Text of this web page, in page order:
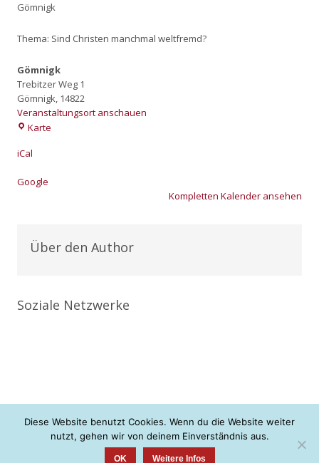
Göm­nigk
The­ma: Sind Chris­ten manch­mal welt­fremd?
Gömnigk
Trebitzer Weg 1
Gömnigk, 14822
Veranstaltungsort anschauen
Karte
iCal
Goog­le
Kom­plet­ten Kalen­der anse­hen
Über den Author
Soziale Netzwerke
+ + + neue Konfis gesucht <3 + + +
Diese Website benutzt Cookies. Wenn du die Website weiter
nutzt, gehen wir von deinem Einverständnis aus.
OK Weitere Infos